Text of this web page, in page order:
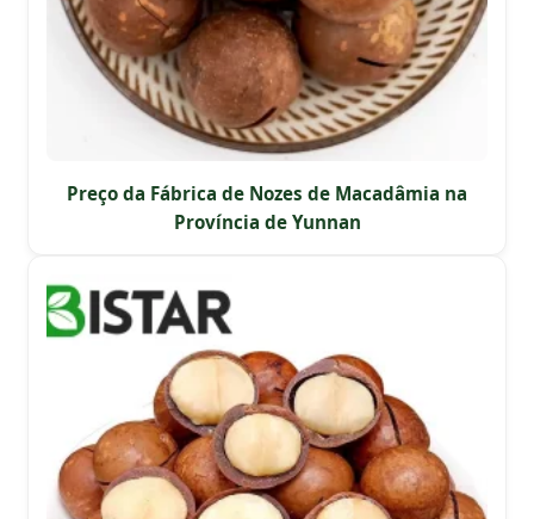
Preço da Fábrica de Nozes de Macadâmia na
Província de Yunnan